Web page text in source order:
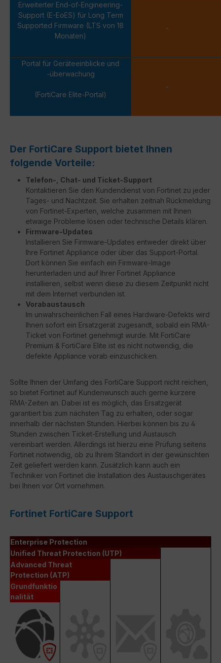
Erweiterter End-of-Engineering-
Support (E-EoES) für Long Term
Supported Firmware (LTS von 18
Monaten)
-
Portal für Geräteeinblicke und
-überwachung
(FortiCare Elite-Portal)
-
Der FortiCare Support bietet Ihnen
folgende Vorteile:
Telefon-, Chat- und Ticket-Support
Kontaktieren Sie den Kundendienst von Fortinet zu jeder
Tages- und Nachtzeit. Sie erhalten zeitnah Rückmeldung
von Fortinet-Experten, welche zusammen mit Ihnen
etwaige Probleme lösen oder technische Details klären.
Firmware-Updates
Installieren Sie Firmware-Updates entweder direkt über
Ihre Fortinet Appliance oder über das Support-Portal.
Dort können Sie einfach ein Firmware-Image
herunterladen und auf Ihrer Fortinet Appliance
installieren, selbst wenn diese zu diesem Zeitpunkt nicht
mit dem Internet verbunden ist.
Vorabaustausch
Im unwahrscheinlichen Fall eines Hardware-Defekts wird
Ihnen sofort ein Ersatzgerät zugesandt, sobald ein RMA-
Ticket von Fortinet genehmigt wurde. Mit FortiCare
Premium & FortiCare Elite ist es nicht notwendig, die
defekte Appliance vorab einzuschicken.
Sollte Ihnen der Umfang des FortiCare Support nicht reichen,
so bietet Fortinet auf Kundenwunsch auch gerne kürzere
RMA-Zeiten an. Dabei ist es möglich, das Ersatzgerät
garantiert bis zum nächsten Tag zu erhalten, oder sogar
innerhalb der nächsten Stunden. Hierbei können bis zu 4
Stunden zwischen Ticket-Erstellung und Austausch
vereinbart werden. Allerdings ist hierzu eine Prüfung seitens
Fortinet notwendig, ob zu Ihrem Standort in der gewünschten
Zeit geliefert werden kann. Zusätzlich kann auch ein
Techniker von Fortinet die Installation des Austauschgerätes
bei Ihnen vor Ort vornehmen.
Fortinet FortiCare Support
Enterprise Protection
Unified Threat Protection (UTP)
Advanced Threat
Protection (ATP)
Grundfunktio
nalität